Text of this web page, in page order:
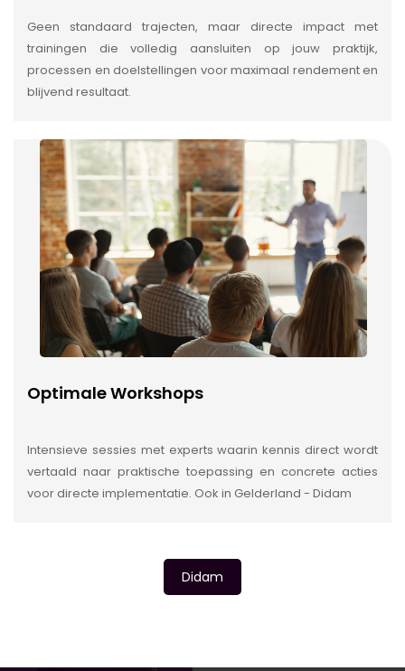
Geen standaard trajecten, maar directe impact met
trainingen die volledig aansluiten op jouw praktijk,
processen en doelstellingen voor maximaal rendement en
blijvend resultaat.
Optimale Workshops
Intensieve sessies met experts waarin kennis direct wordt
vertaald naar praktische toepassing en concrete acties
voor directe implementatie. Ook in Gelderland - Didam
Didam